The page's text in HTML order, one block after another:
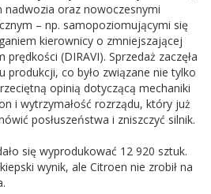
oraz nowoczesnymi
– np. samopoziomującymi się
kierownicy o zmniejszającej
(DIRAVI). Sprzedaż zaczęła
produkcji, co było związane nie tylko
opinią dotyczącą mechaniki
i wytrzymałość rozrządu, który już
posłuszeństwa i zniszczyć silnik.
się wyprodukować 12 920 sztuk.
wynik, ale Citroen nie zrobił na